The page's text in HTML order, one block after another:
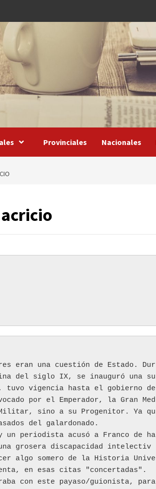
Provinciales Nacionales
eran una cuestión de Estado. Dur
del siglo IX, se inauguró una su
tuvo vigencia hasta el gobierno de
por el Emperador, la Gran Med
sino a su Progenitor. Ya qu
del galardonado.
un periodista acusó a Franco de ha
grosera discapacidad intelectiv
algo somero de la Historia Unive
en esas citas "concertadas".
con este payaso/guionista, para